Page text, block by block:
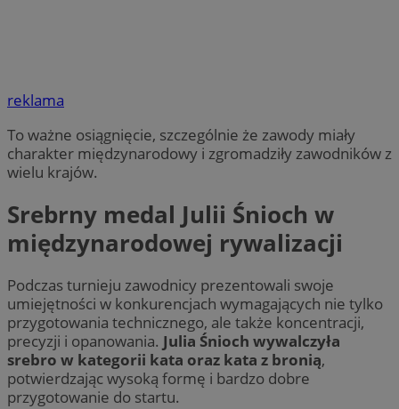
reklama
To ważne osiągnięcie, szczególnie że zawody miały
charakter międzynarodowy i zgromadziły zawodników z
wielu krajów.
Srebrny medal Julii Śnioch w
międzynarodowej rywalizacji
Podczas turnieju zawodnicy prezentowali swoje
umiejętności w konkurencjach wymagających nie tylko
przygotowania technicznego, ale także koncentracji,
precyzji i opanowania. Julia Śnioch wywalczyła
srebro w kategorii kata oraz kata z bronią,
potwierdzając wysoką formę i bardzo dobre
przygotowanie do startu.